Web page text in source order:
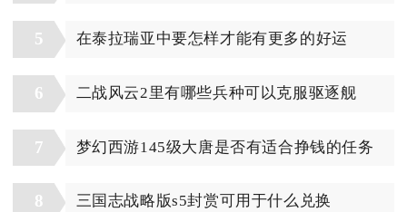
5 在泰拉瑞亚中要怎样才能有更多的好运
6 二战风云2里有哪些兵种可以克服驱逐舰
7 梦幻西游145级大唐是否有适合挣钱的任务
8 三国志战略版s5封赏可用于什么兑换